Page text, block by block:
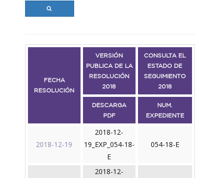
FECHA
RESOLUCIÓN
VERSIÓN
PUBLICA DE LA
RESOLUCIÓN
2018
CONSULTA EL
ESTADO DE
SEGUIMIENTO
2018
DESCARGA
PDF
NUM.
EXPEDIENTE
2018-12-19
2018-12-
19_EXP_054-18-
E
054-18-E
2018-12-